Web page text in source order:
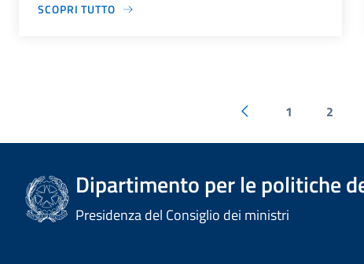
SCOPRI TUTTO
1 2
Dipartimento per le politiche
Presidenza del Consiglio dei ministri